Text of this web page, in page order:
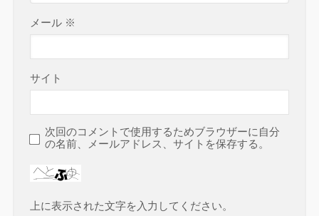
メール ※
サイト
次回のコメントで使用するためブラウザーに自分
の名前、メールアドレス、サイトを保存する。
上に表示された文字を入力してください。